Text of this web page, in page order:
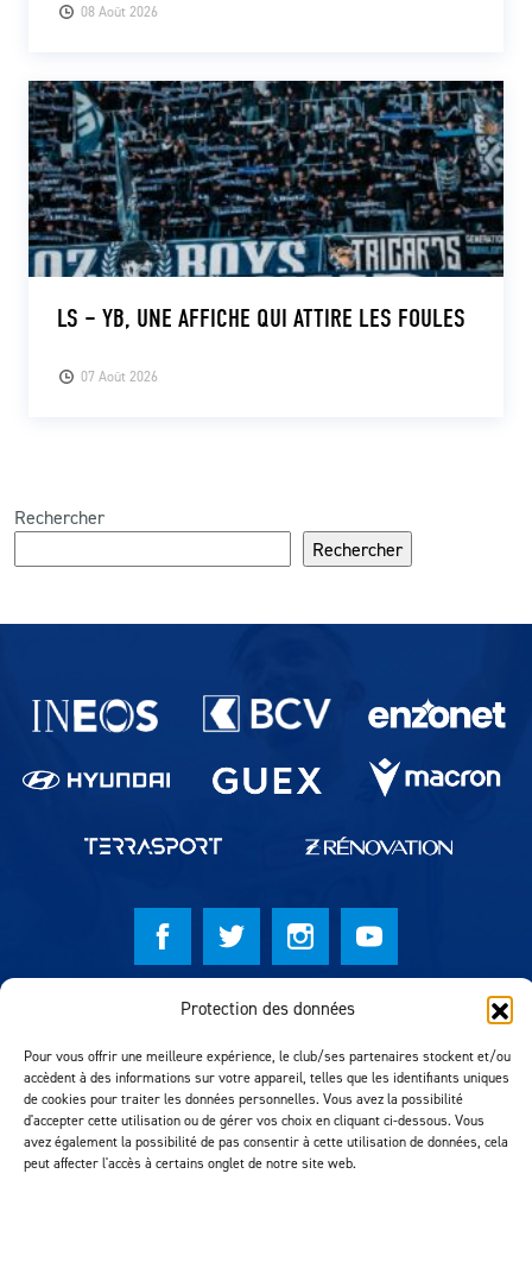
Protection des données
Pour vous offrir une meilleure expérience, le club/ses partenaires stockent et/ou
accèdent à des informations sur votre appareil, telles que les identifiants uniques
de cookies pour traiter les données personnelles. Vous avez la possibilité
d'accepter cette utilisation ou de gérer vos choix en cliquant ci-dessous. Vous
avez également la possibilité de pas consentir à cette utilisation de données, cela
peut affecter l'accès à certains onglet de notre site web.
08 Août 2026
07 Août 2026
LS – YB, UNE AFFICHE QUI ATTIRE LES FOULES
Rechercher
Rechercher
Partenaires du lausanne-Sport
© Lausanne Sport Football Club 2026
Réalisation MTM Agency